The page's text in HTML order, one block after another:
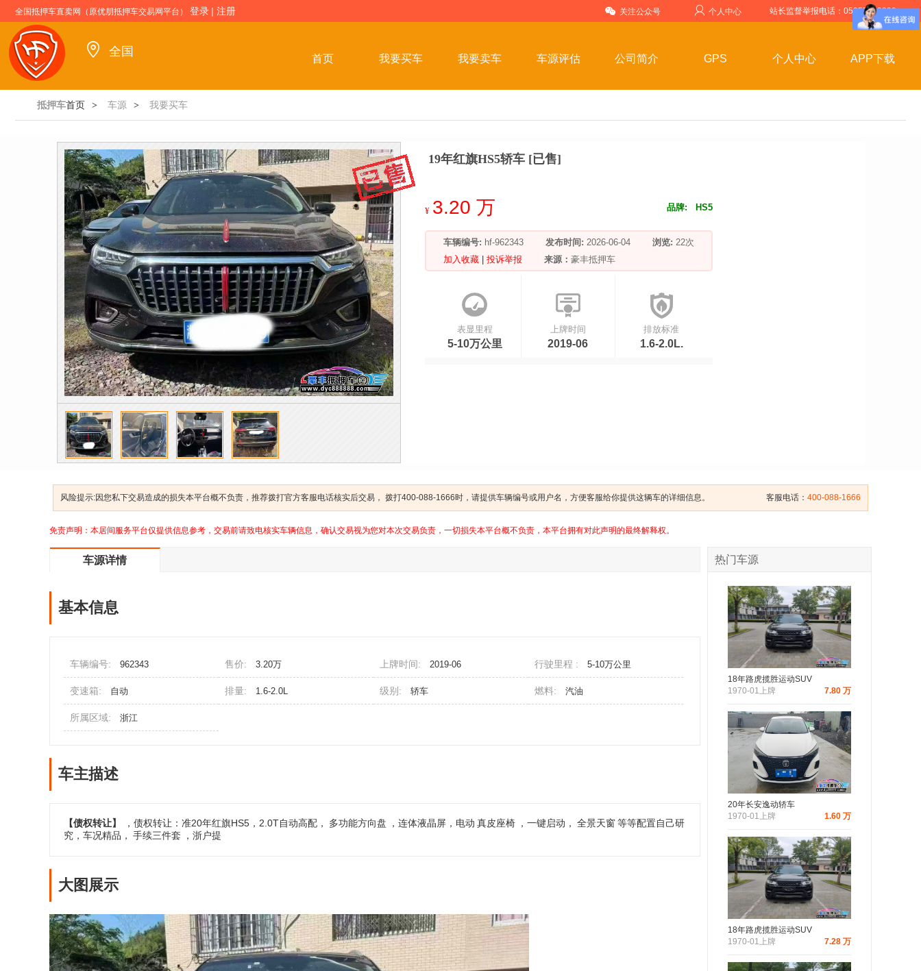
关注公众号 个人中心 站长监督举报电话：05357599999
全国抵押车直卖网（原优朋抵押车交易网平台） 登录 | 注册
全国
首页 我要买车 我要卖车 车源评估 公司简介 GPS 个人中心 APP下载
抵押车首页 > 车源 > 我要买车
19年红旗HS5轿车 [已售]
¥ 3.20 万 品牌: HS5
车辆编号: hf-962343 发布时间: 2026-06-04 浏览: 22次
加入收藏
投诉举报 来源： 豪丰抵押车
表显里程
5-10万公里
上牌时间
2019-06
排放标准
1.6-2.0L.
客服电话： 400-088-1666
风险提示:因您私下交易造成的损失本平台概不负责，推荐拨打官方客服电话核实后交易， 拨打400-088-1666时，请提供车辆编号或用户名，方便客服给你提供这辆车的详细信息。
免责声明：本居间服务平台仅提供信息参考，交易前请致电核实车辆信息，确认交易视为您对本次交易负责，一切损失本平台概不负责，本平台拥有对此声明的最终解释权。
车源详情
基本信息
车辆编号: 962343 售价: 3.20万 上牌时间: 2019-06 行驶里程 : 5-10万公里
变速箱: 自动 排量: 1.6-2.0L 级别: 轿车 燃料: 汽油
所属区域: 浙江
车主描述
【债权转让】 ，债权转让：准20年红旗HS5，2.0T自动高配， 多功能方向盘 ，连体液晶屏，电动 真皮座椅 ，一键启动， 全景天窗等等配置自己研
究，车况精品， 手续三件套 ，浙户提
大图展示
热门车源
18年路虎揽胜运动SUV
1970-01上牌
7.80 万
20年长安逸动轿车
1970-01上牌
1.60 万
18年路虎揽胜运动SUV
1970-01上牌
7.28 万